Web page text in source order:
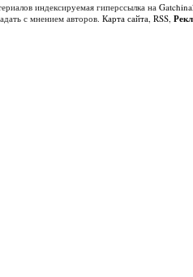
индексируемая гиперссылка на
с мнением авторов. Карта сайта, RSS,